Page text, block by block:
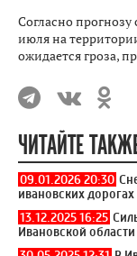
Согласно прогнозу
июля на
ожидается гроза,
ЧИТАЙТЕ
09.01.2026 20:30
ивановских дорогах
13.12.2025 16:25
Ивановской области